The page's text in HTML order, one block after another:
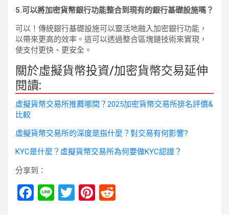
5.可以將加密貨幣銀行功能整合到現有的銀行基礎設施嗎？
可以！傳統銀行基礎設施可以靈活地融入加密銀行功能，
以帶來更高的效率。這可以透過整合區塊鏈技術來實現，
使支付更快、更安全。
關於虛擬貨幣投資/加密貨幣交易延伸
閱讀:
虛擬貨幣交易所推薦哪間？2025加密貨幣交易所排名評價&
比較
虛擬貨幣交易所的深度是指什麼？對交易有何影響?
KYC是什麼？虛擬貨幣交易所為何要做KYC認證？
分享到：
F
Li
T
Pi